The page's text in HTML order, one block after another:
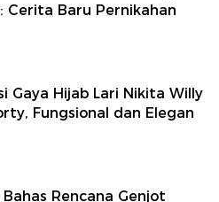
Cerita Baru Pernikahan
Gaya Hijab Lari Nikita Willy
Fungsional dan Elegan
Bahas Rencana Genjot